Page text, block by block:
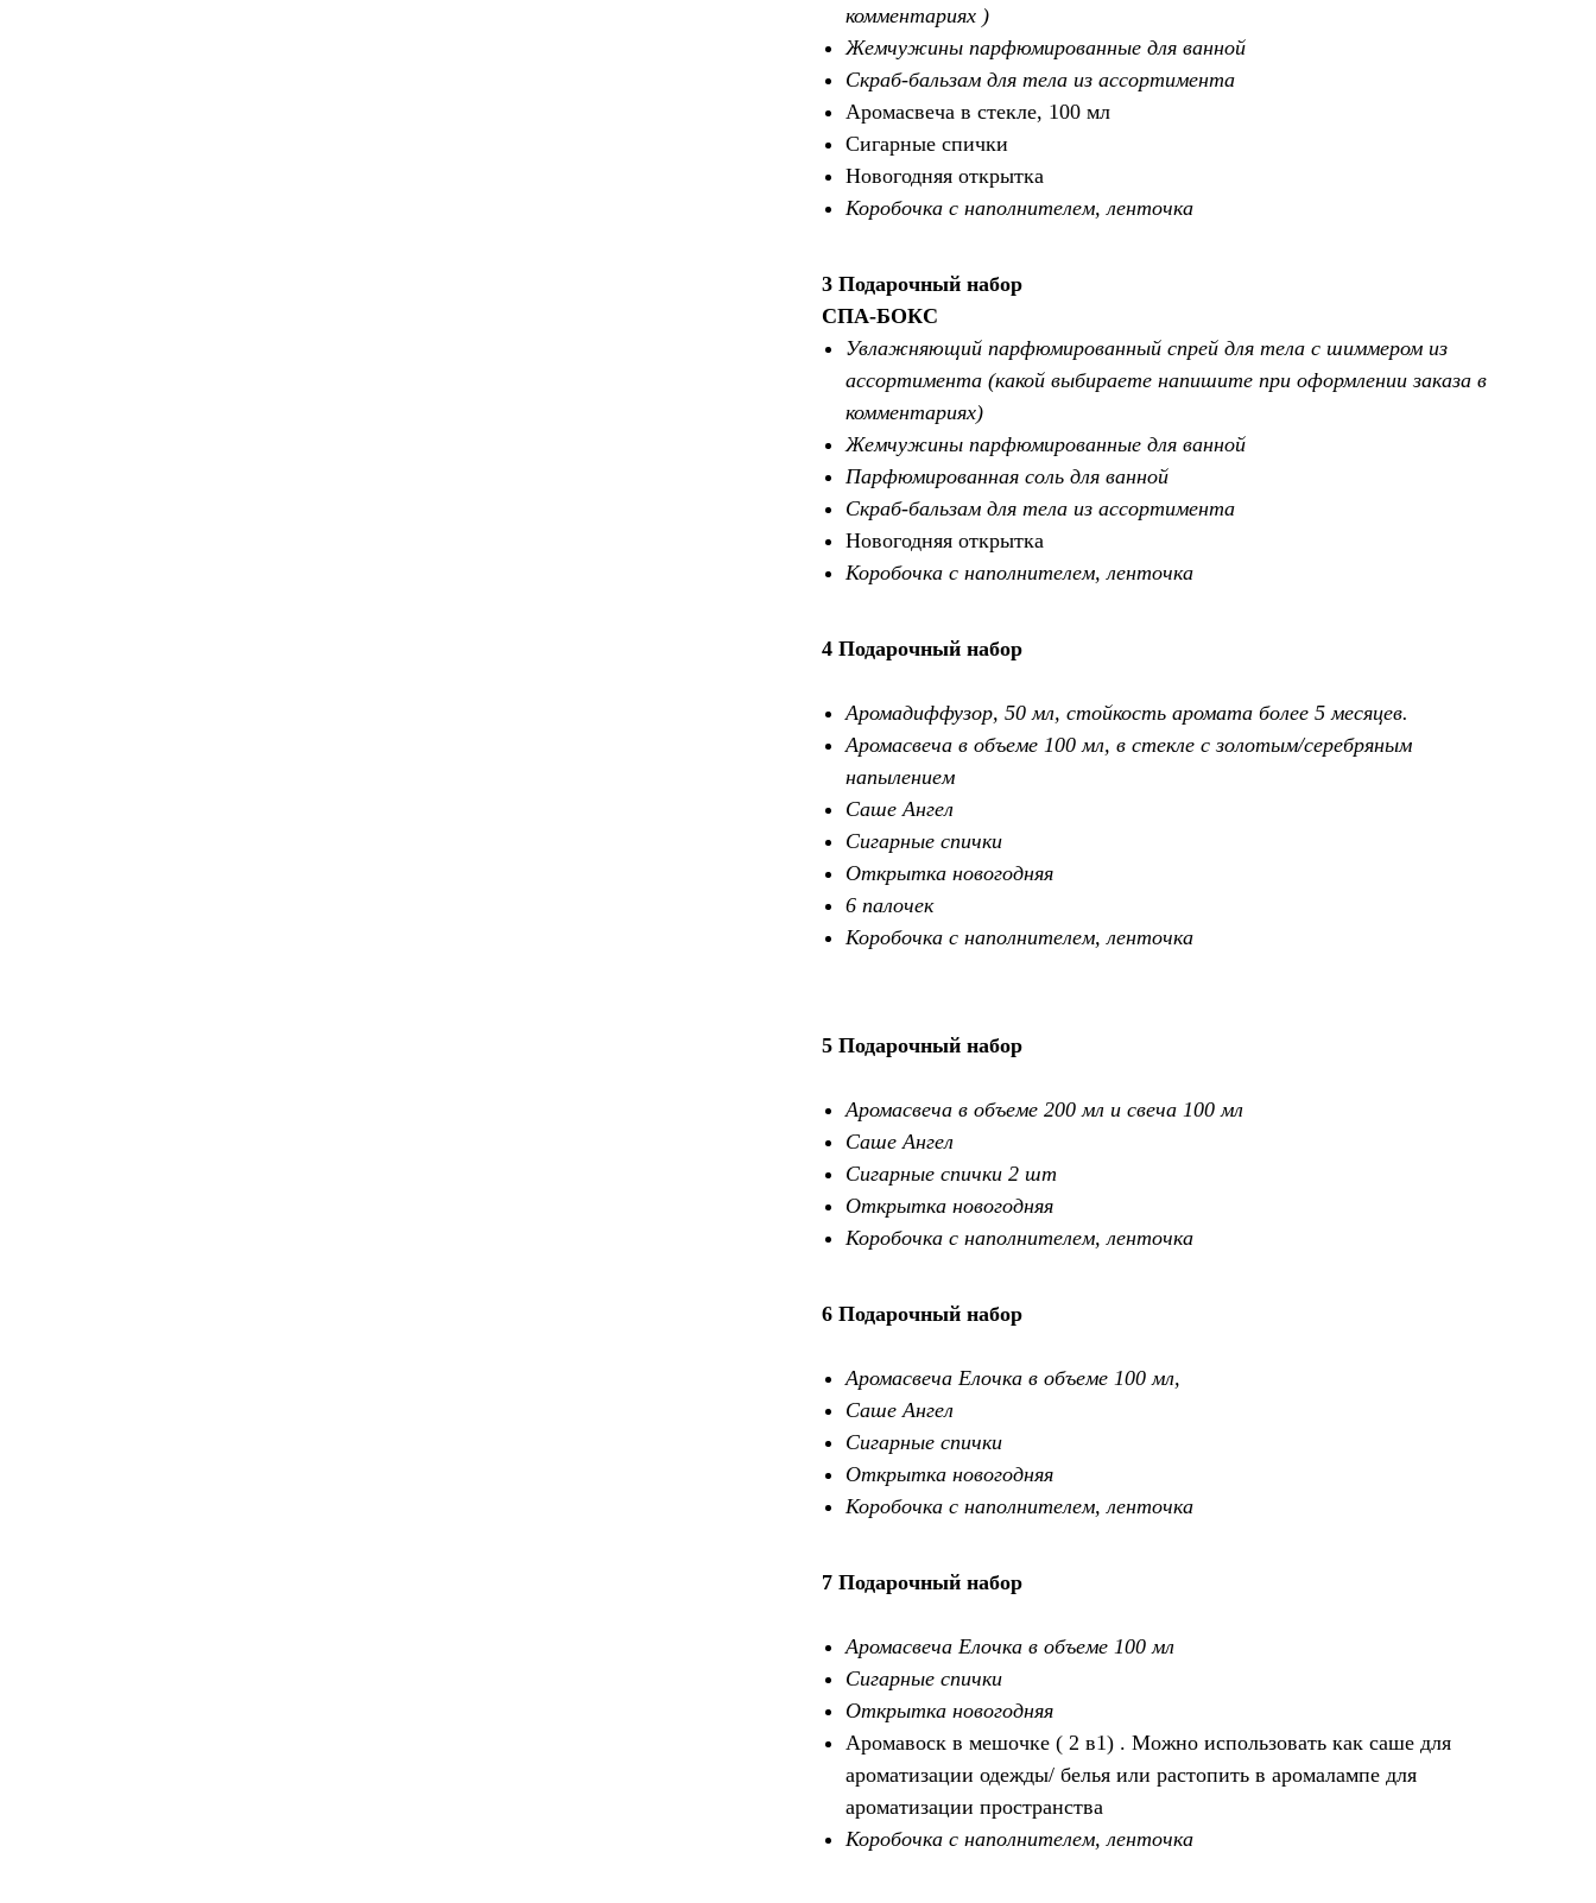
комментариях )
Жемчужины парфюмированные для ванной
Скраб-бальзам для тела из ассортимента
Аромасвеча в стекле, 100 мл
Сигарные спички
Новогодняя открытка
Коробочка с наполнителем, ленточка
3 Подарочный набор
СПА-БОКС
Увлажняющий парфюмированный спрей для тела с шиммером из
ассортимента (какой выбираете напишите при оформлении заказа в
комментариях)
Жемчужины парфюмированные для ванной
Парфюмированная соль для ванной
Скраб-бальзам для тела из ассортимента
Новогодняя открытка
Коробочка с наполнителем, ленточка
4 Подарочный набор
Аромадиффузор, 50 мл, стойкость аромата более 5 месяцев.
Аромасвеча в объеме 100 мл, в стекле с золотым/серебряным
напылением
Саше Ангел
Сигарные спички
Открытка новогодняя
6 палочек
Коробочка с наполнителем, ленточка
5 Подарочный набор
Аромасвеча в объеме 200 мл и свеча 100 мл
Саше Ангел
Сигарные спички 2 шт
Открытка новогодняя
Коробочка с наполнителем, ленточка
6 Подарочный набор
Аромасвеча Елочка в объеме 100 мл,
Саше Ангел
Сигарные спички
Открытка новогодняя
Коробочка с наполнителем, ленточка
7 Подарочный набор
Аромасвеча Елочка в объеме 100 мл
Сигарные спички
Открытка новогодняя
Аромавоск в мешочке ( 2 в1) . Можно использовать как саше для
ароматизации одежды/ белья или растопить в аромалампе для
ароматизации пространства
Коробочка с наполнителем, ленточка